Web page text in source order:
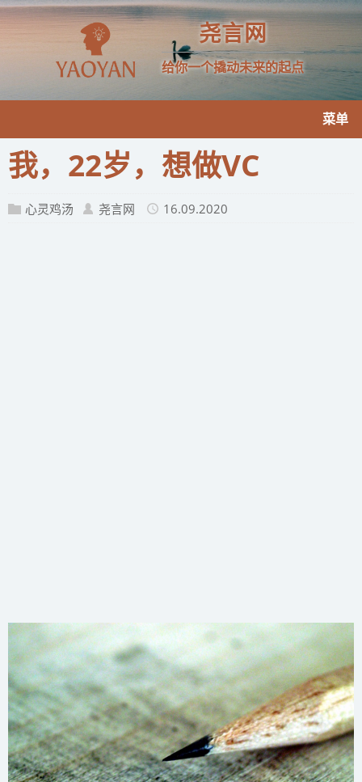
尧言网
给你一个撬动未来的起点
菜单
我，22岁，想做VC
心灵鸡汤 尧言网 16.09.2020